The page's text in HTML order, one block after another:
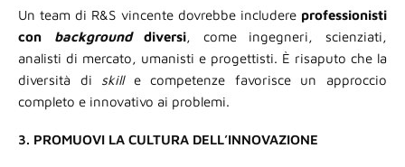
Un team di R&S vincente dovrebbe includere professionisti
con backgrounddiversi, come ingegneri, scienziati,
analisti di mercato, umanisti e progettisti. È risaputo che la
diversità di skille competenze favorisce un approccio
completo e innovativo ai problemi.
3. PROMUOVI LA CULTURA DELL’INNOVAZIONE